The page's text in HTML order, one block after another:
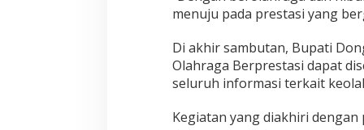
menuju pada prestasi yang
Di akhir sambutan, Bupati
Olahraga Berprestasi dapat
seluruh informasi terkait
Kegiatan yang diakhiri